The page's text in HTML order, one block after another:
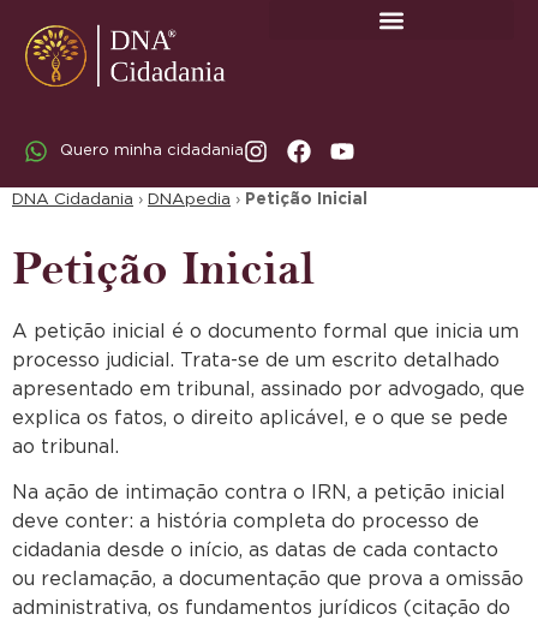
Quero minha cidadania
DNA Cidadania › DNApedia › Petição Inicial
Petição Inicial
A petição inicial é o documento formal que inicia um
processo judicial. Trata-se de um escrito detalhado
apresentado em tribunal, assinado por advogado, que
explica os fatos, o direito aplicável, e o que se pede
ao tribunal.
Na ação de intimação contra o IRN, a petição inicial
deve conter: a história completa do processo de
cidadania desde o início, as datas de cada contacto
ou reclamação, a documentação que prova a omissão
administrativa, os fundamentos jurídicos (citação do